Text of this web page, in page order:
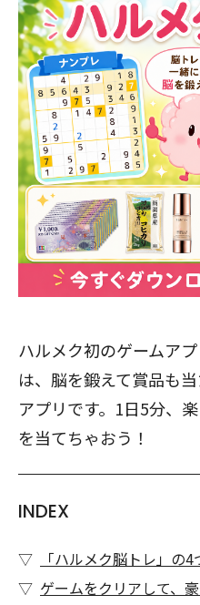
ハルメク初のゲームア
は、脳を鍛えて賞品も
アプリです。1日5分、
を当てちゃおう！
INDEX
「ハルメク脳トレ」の
ゲームをクリアして、